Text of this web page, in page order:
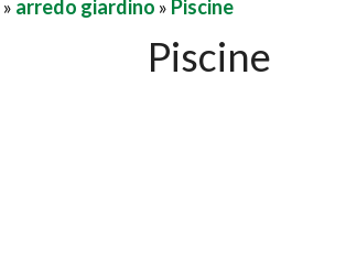
» arredo giardino » Piscine
Piscine